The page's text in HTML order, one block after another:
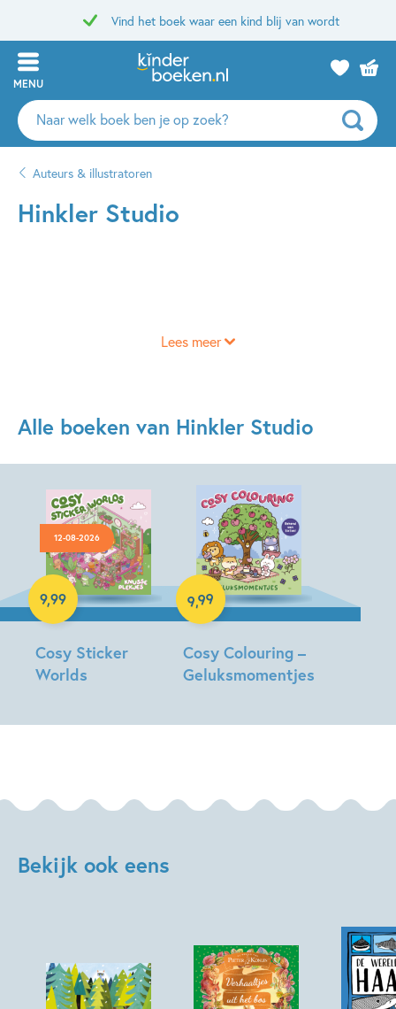
Vind het boek waar een kind blij van wordt
MENU
Zoeken
naar
auteurs
uitgevers
Auteurs & illustratoren
Hinkler Studio
Lees meer
Alle boeken van Hinkler Studio
12-08-2026
Cosy Sticker
Worlds
Studio
9,99
Paperback
Cosy Colouring –
Geluksmomentjes
Studio
9,99
Paperback
Bekijk ook eens